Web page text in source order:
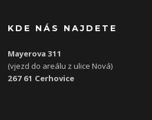
KDE NÁS NAJDETE
Mayerova 311
(vjezd do areálu z ulice Nová)
267 61 Cerhovice